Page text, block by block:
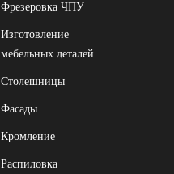
Фрезеровка ЧПУ
Изготовление
мебельных деталей
Столешницы
Фасады
Кромление
Распиловка